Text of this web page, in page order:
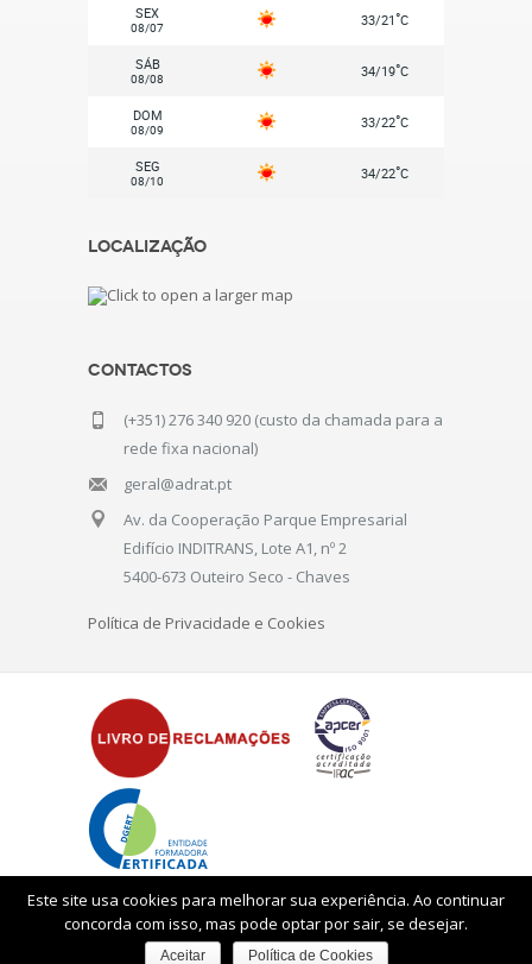
SEX
08/07 33/21°C
SÁB
08/08 34/19°C
DOM
08/09 33/22°C
SEG
08/10 34/22°C
Localização
Contactos
(+351) 276 340 920 (custo da chamada para a
rede fixa nacional)
geral@adrat.pt
Av. da Cooperação Parque Empresarial
Edifício INDITRANS, Lote A1, nº 2
5400-673 Outeiro Seco - Chaves
Política de Privacidade e Cookies
Este site usa cookies para melhorar sua experiência. Ao continuar
concorda com isso, mas pode optar por sair, se desejar.
Aceitar Política de Cookies